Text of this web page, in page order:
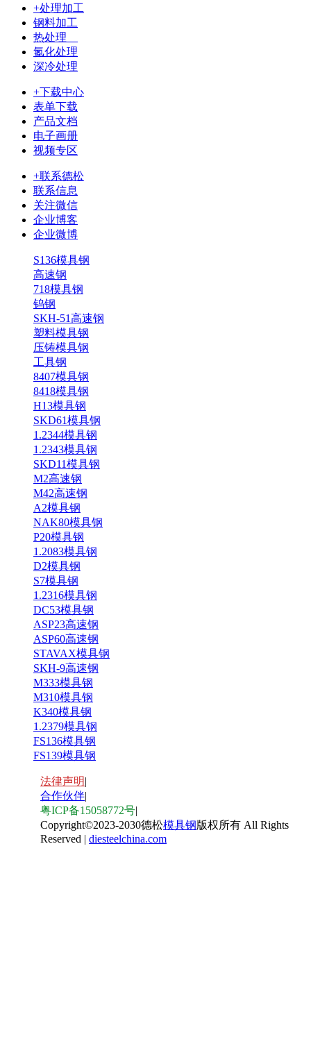
+处理加工
钢料加工
热处理
氮化处理
深冷处理
+下载中心
表单下载
产品文档
电子画册
视频专区
+联系德松
联系信息
关注微信
企业博客
企业微博
S136模具钢
高速钢
718模具钢
钨钢
SKH-51高速钢
塑料模具钢
压铸模具钢
工具钢
8407模具钢
8418模具钢
H13模具钢
SKD61模具钢
1.2344模具钢
1.2343模具钢
SKD11模具钢
M2高速钢
M42高速钢
A2模具钢
NAK80模具钢
P20模具钢
1.2083模具钢
D2模具钢
S7模具钢
1.2316模具钢
DC53模具钢
ASP23高速钢
ASP60高速钢
STAVAX模具钢
SKH-9高速钢
M333模具钢
M310模具钢
K340模具钢
1.2379模具钢
FS136模具钢
FS139模具钢
法律声明|
合作伙伴|
粤ICP备15058772号|
Copyright©2023-2030德松模具钢版权所有 All Rights
Reserved | diesteelchina.com